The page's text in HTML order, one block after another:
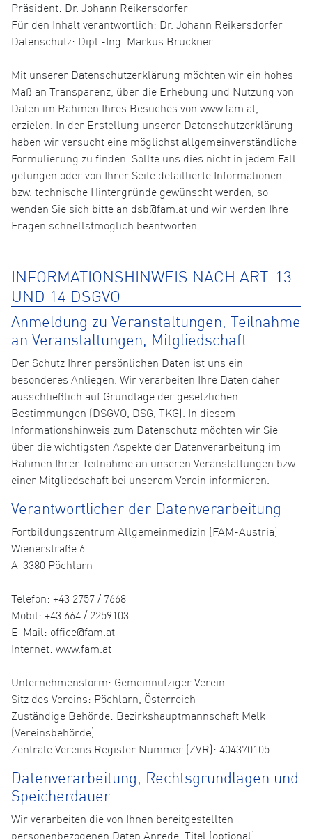
Präsident: Dr. Johann Reikersdorfer
Für den Inhalt verantwortlich: Dr. Johann Reikersdorfer
Datenschutz: Dipl.-Ing. Markus Bruckner
Mit unserer Datenschutzerklärung möchten wir ein hohes
Maß an Transparenz, über die Erhebung und Nutzung von
Daten im Rahmen Ihres Besuches von www.fam.at,
erzielen. In der Erstellung unserer Datenschutzerklärung
haben wir versucht eine möglichst allgemeinverständliche
Formulierung zu finden. Sollte uns dies nicht in jedem Fall
gelungen oder von Ihrer Seite detaillierte Informationen
bzw. technische Hintergründe gewünscht werden, so
wenden Sie sich bitte an dsb@fam.at und wir werden Ihre
Fragen schnellstmöglich beantworten.
INFORMATIONSHINWEIS NACH ART. 13
UND 14 DSGVO
Anmeldung zu Veranstaltungen, Teilnahme
an Veranstaltungen, Mitgliedschaft
Der Schutz Ihrer persönlichen Daten ist uns ein
besonderes Anliegen. Wir verarbeiten Ihre Daten daher
ausschließlich auf Grundlage der gesetzlichen
Bestimmungen (DSGVO, DSG, TKG). In diesem
Informationshinweis zum Datenschutz möchten wir Sie
über die wichtigsten Aspekte der Datenverarbeitung im
Rahmen Ihrer Teilnahme an unseren Veranstaltungen bzw.
einer Mitgliedschaft bei unserem Verein informieren.
Verantwortlicher der Datenverarbeitung
Fortbildungszentrum Allgemeinmedizin (FAM-Austria)
Wienerstraße 6
A-3380 Pöchlarn
Telefon: +43 2757 / 7668
Mobil: +43 664 / 2259103
E-Mail: office@fam.at
Internet: www.fam.at
Unternehmensform: Gemeinnütziger Verein
Sitz des Vereins: Pöchlarn, Österreich
Zuständige Behörde: Bezirkshauptmannschaft Melk
(Vereinsbehörde)
Zentrale Vereins Register Nummer (ZVR): 404370105
Datenverarbeitung, Rechtsgrundlagen und
Speicherdauer:
Wir verarbeiten die von Ihnen bereitgestellten
personenbezogenen Daten Anrede, Titel (optional),